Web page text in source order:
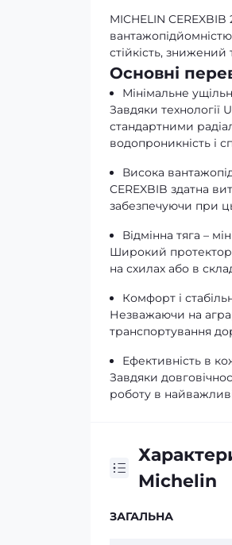
MICHELIN
стійкість,
Основні
Мінімальне
Завдяки
стандартними
водопроникність і
Висока
CEREXBIB здатна
забезпечуючи при
Відмінна тяга –
Широкий протектор
на схилах або в
Комфорт і
Незважаючи на
транспортування
Ефективність в
Завдяки
роботу в
Michelin
ЗАГАЛЬНА